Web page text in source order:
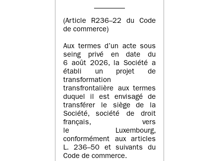
(Article R236–22 du Code
de commerce)
Aux termes d’un acte sous
seing privé en date du
6 août 2026, la Société a
établi un projet de
transformation
transfrontalière aux termes
duquel il est envisagé de
transférer le siège de la
Société, société de droit
français, vers
le Luxembourg,
conformément aux articles
L. 236–50 et suivants du
Code de commerce.